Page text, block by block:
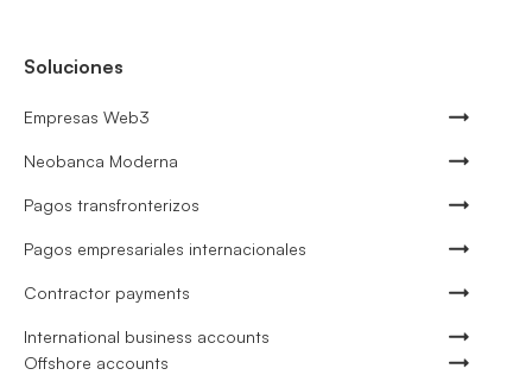
Soluciones
Empresas Web3
Neobanca Moderna
Pagos transfronterizos
Pagos empresariales internacionales
Contractor payments
International business accounts
Offshore accounts